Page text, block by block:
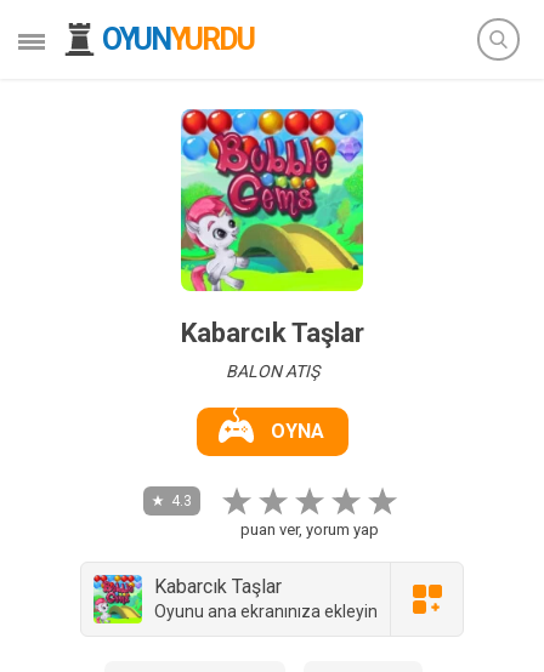
OYUNYURDU
Kabarcık Taşlar
BALON ATIŞ
OYNA
4.3
puan ver, yorum yap
Kabarcık Taşlar
Oyunu ana ekranınıza ekleyin